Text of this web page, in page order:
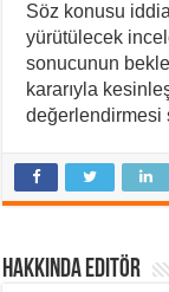
Söz konusu
yürütülecek
sonucunun
kararıyla
değerlendirmesi
Hakkında Editör